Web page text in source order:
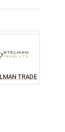
TRADE